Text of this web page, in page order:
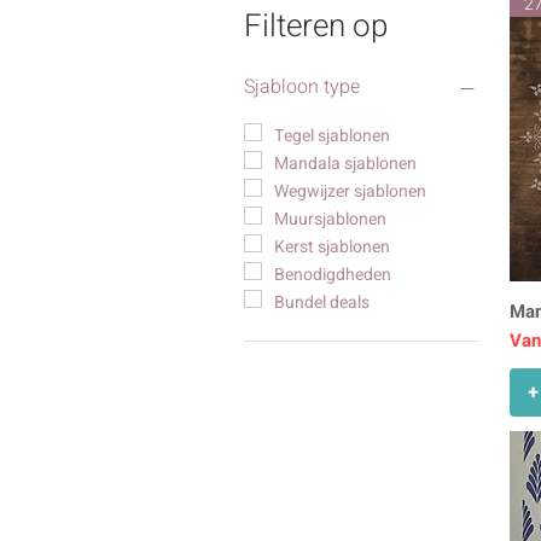
Filteren op
Sjabloon type
Tegel sjablonen
Mandala sjablonen
Wegwijzer sjablonen
Muursjablonen
Kerst sjablonen
Benodigdheden
Bundel deals
+